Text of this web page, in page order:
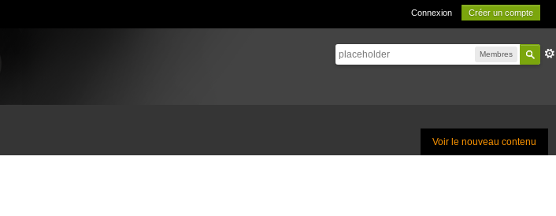
Connexion Créer un compte
Membres
Voir le nouveau contenu